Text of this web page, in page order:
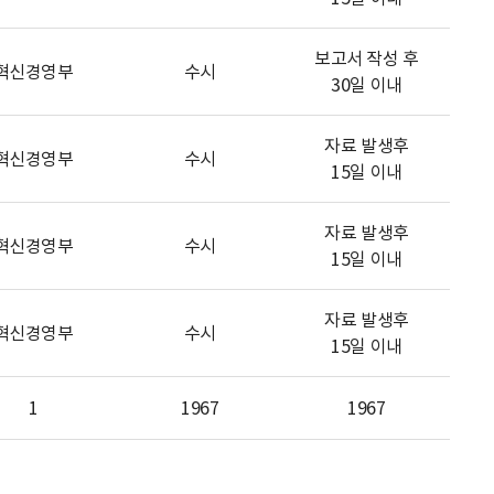
신경영부 수시
보고서 작성 후
30일 이내
신경영부 수시
자료 발생후
15일 이내
신경영부 수시
자료 발생후
15일 이내
신경영부 수시
자료 발생후
15일 이내
1 1967 1967